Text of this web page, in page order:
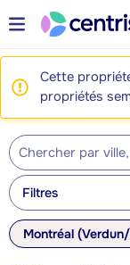
Cette
propriétés
Filtres
Montréal